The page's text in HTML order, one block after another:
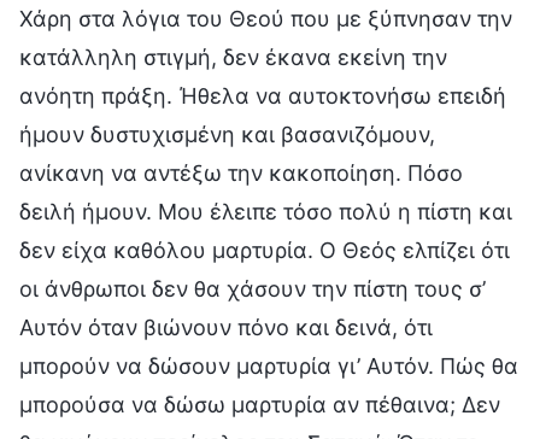
Χάρη στα λόγια του Θεού που με ξύπνησαν την
κατάλληλη στιγμή, δεν έκανα εκείνη την
ανόητη πράξη. Ήθελα να αυτοκτονήσω επειδή
ήμουν δυστυχισμένη και βασανιζόμουν,
ανίκανη να αντέξω την κακοποίηση. Πόσο
δειλή ήμουν. Μου έλειπε τόσο πολύ η πίστη και
δεν είχα καθόλου μαρτυρία. Ο Θεός ελπίζει ότι
οι άνθρωποι δεν θα χάσουν την πίστη τους σ’
Αυτόν όταν βιώνουν πόνο και δεινά, ότι
μπορούν να δώσουν μαρτυρία γι’ Αυτόν. Πώς θα
μπορούσα να δώσω μαρτυρία αν πέθαινα; Δεν